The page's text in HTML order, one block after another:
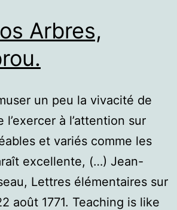
Arbres,
un peu la vivacité de
à l’attention sur
et variés comme les
excellente, (…) Jean-
Lettres élémentaires sur
août 1771. Teaching is like